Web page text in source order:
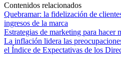
Contenidos relacionados
Quebramar: la fidelización de
ingresos de la marca
Estrategias de marketing para hacer
La inflación lidera las
el Índice de Expectativas de los